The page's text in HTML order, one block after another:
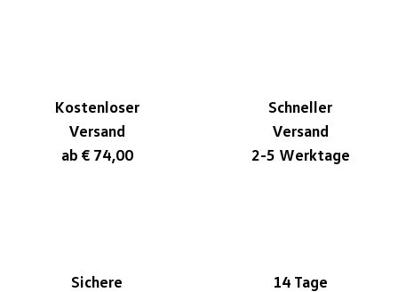
Kostenloser
Versand
ab € 74,00
Schneller
Versand
2-5 Werktage
Sichere
14 Tage